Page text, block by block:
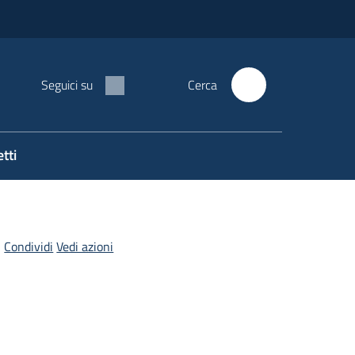
Seguici su Cerca
Condividi Vedi azioni